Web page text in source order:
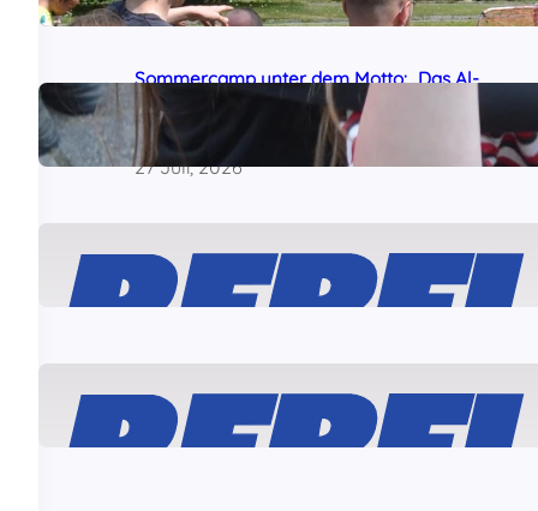
29 Juli, 2026
Sommercamp unter dem Motto: „Das Al-
Awda-Krankenhaus wird leben!“ am
Samstag gestartet
27 Juli, 2026
24 Juli, 2026
Terror“ gegen Journalisten?
22 Juli, 2026